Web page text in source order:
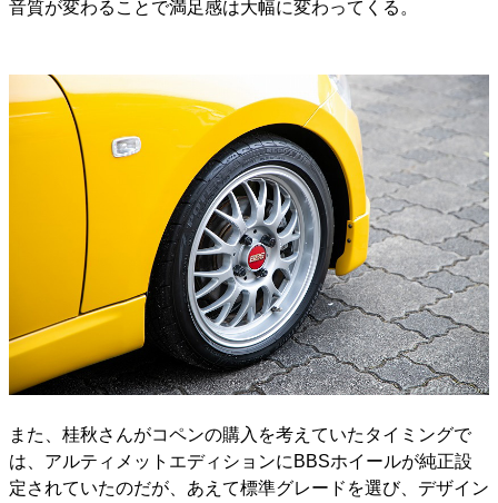
音質が変わることで満足感は大幅に変わってくる。
また、桂秋さんがコペンの購入を考えていたタイミングで
は、アルティメットエディションにBBSホイールが純正設
定されていたのだが、あえて標準グレードを選び、デザイン